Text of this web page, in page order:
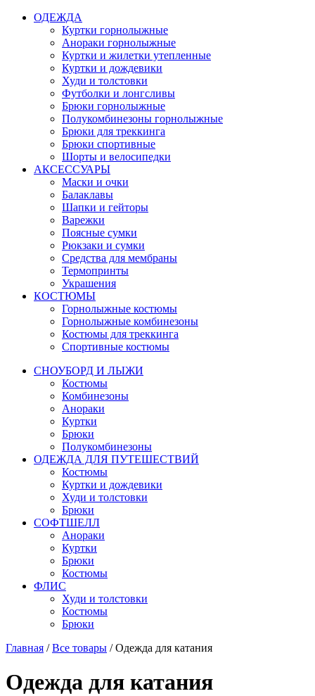
ОДЕЖДА
Куртки горнолыжные
Анораки горнолыжные
Куртки и жилетки утепленные
Куртки и дождевики
Худи и толстовки
Футболки и лонгсливы
Брюки горнолыжные
Полукомбинезоны горнолыжные
Брюки для треккинга
Брюки спортивные
Шорты и велосипедки
АКСЕССУАРЫ
Маски и очки
Балаклавы
Шапки и гейторы
Варежки
Поясные сумки
Рюкзаки и сумки
Средства для мембраны
Термопринты
Украшения
КОСТЮМЫ
Горнолыжные костюмы
Горнолыжные комбинезоны
Костюмы для треккинга
Спортивные костюмы
СНОУБОРД И ЛЫЖИ
Костюмы
Комбинезоны
Анораки
Куртки
Брюки
Полукомбинезоны
ОДЕЖДА ДЛЯ ПУТЕШЕСТВИЙ
Костюмы
Куртки и дождевики
Худи и толстовки
Брюки
СОФТШЕЛЛ
Анораки
Куртки
Брюки
Костюмы
ФЛИС
Худи и толстовки
Костюмы
Брюки
Главная / Все товары /Одежда для катания
Одежда для катания